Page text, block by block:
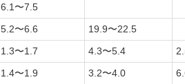
6.1〜7.5
5.2〜6.6 19.9〜22.5
1.3〜1.7 4.3〜5.4
1.4〜1.9 3.2〜4.0